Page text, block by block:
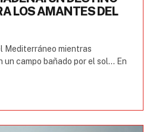
LOS AMANTES DEL
Mediterráneo mientras
campo bañado por el sol… En